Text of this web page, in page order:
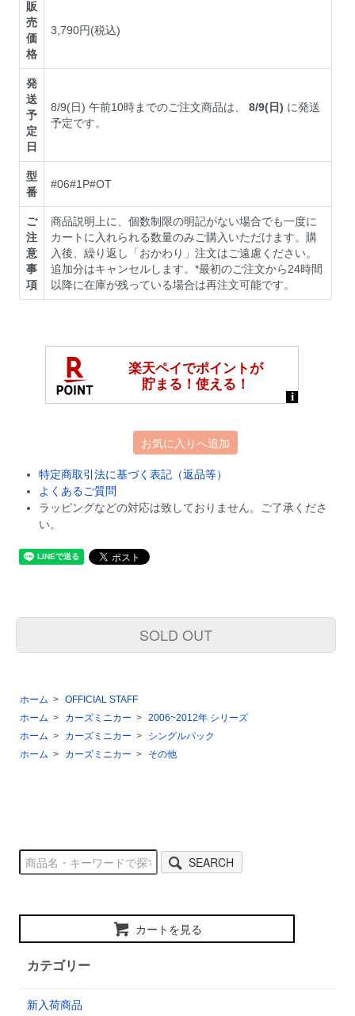
販
売
価
格
3,790円(税込)
発
送
予
定
日
8/9(日) 午前10時までのご注文商品は、8/9(日) に発送
予定です。
型
番
#06#1P#OT
ご
注
意
事
項
商品説明上に、個数制限の明記がない場合でも一度に
カートに入れられる数量のみご購入いただけます。購
入後、繰り返し「おかわり」注文はご遠慮ください。
追加分はキャンセルします。*最初のご注文から24時間
以降に在庫が残っている場合は再注文可能です。
お気に入りへ追加
特定商取引法に基づく表記（返品等）
よくあるご質問
ラッピングなどの対応は致しておりません。ご了承くださ
い。
SOLD OUT
ホーム > OFFICIAL STAFF
ホーム > カーズミニカー > 2006~2012年 シリーズ
ホーム > カーズミニカー >
シングルパック
ホーム > カーズミニカー > その他
SEARCH
カートを見る
カテゴリー
新入荷商品